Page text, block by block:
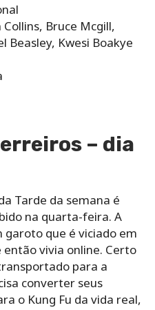
Collins, Bruce Mcgill,
Beasley, Kwesi Boakye
– dia
Tarde da semana é
na quarta-feira. A
que é viciado em
vivia online. Certo
para a
converter seus
o Kung Fu da vida real,